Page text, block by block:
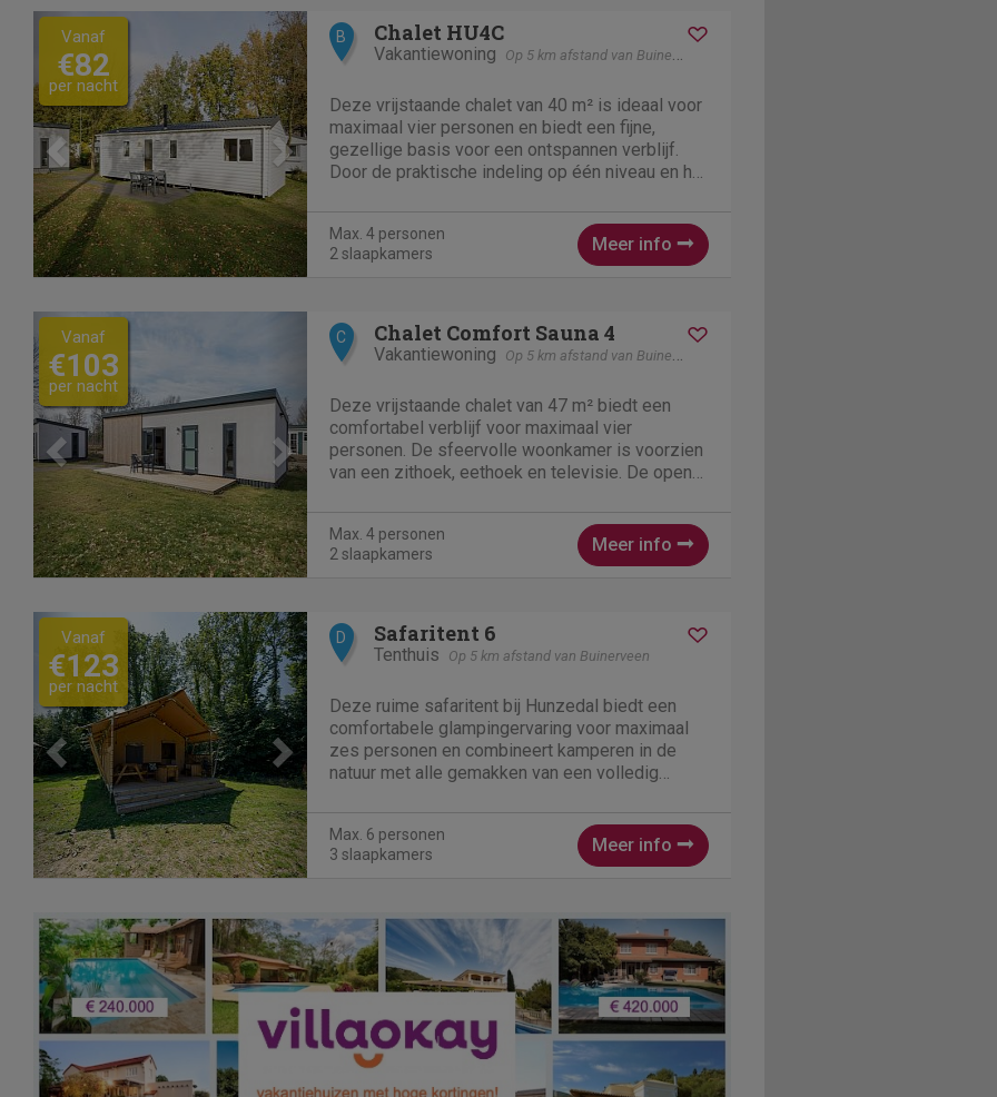
Previous Next
Vanaf
€82
per nacht
B Chalet HU4C
Vakantiewoning Op 5 km afstand van Buinerveen
Deze vrijstaande chalet van 40 m² is ideaal voor
maximaal vier personen en biedt een fijne,
gezellige basis voor een ontspannen verblijf.
Door de praktische indeling op één niveau en het
zithoek, eettafel,...
Max. 4 personen
2 slaapkamers
Meer info
Previous Next
Vanaf
€103
per nacht
C Chalet Comfort Sauna 4
Vakantiewoning Op 5 km afstand van Buinerveen
Deze vrijstaande chalet van 47 m² biedt een
comfortabel verblijf voor maximaal vier
personen. De sfeervolle woonkamer is voorzien
van een zithoek, eethoek en televisie. De open
Senseo koffiepadsapparaat. Er zijn twee...
Max. 4 personen
2 slaapkamers
Meer info
Previous Next
Vanaf
€123
per nacht
D Safaritent 6
Tenthuis Op 5 km afstand van Buinerveen
Deze ruime safaritent bij Hunzedal biedt een
comfortabele glampingervaring voor maximaal
zes personen en combineert kamperen in de
natuur met alle gemakken van een volledig
aanwezig, evenals een eetgedeelte en...
Max. 6 personen
3 slaapkamers
Meer info